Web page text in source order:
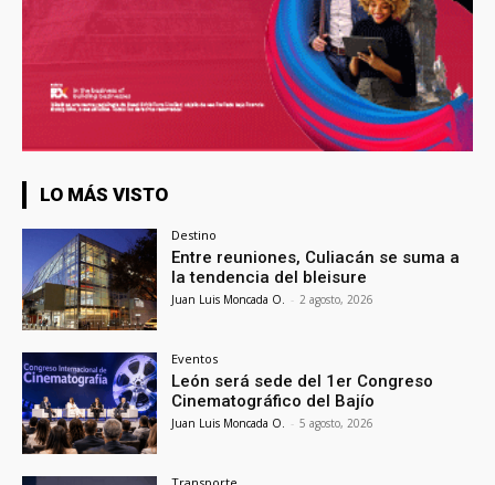
LO MÁS VISTO
Destino
Entre reuniones, Culiacán se suma a
la tendencia del bleisure
Juan Luis Moncada O. - 2 agosto, 2026
Eventos
León será sede del 1er Congreso
Cinematográfico del Bajío
Juan Luis Moncada O. - 5 agosto, 2026